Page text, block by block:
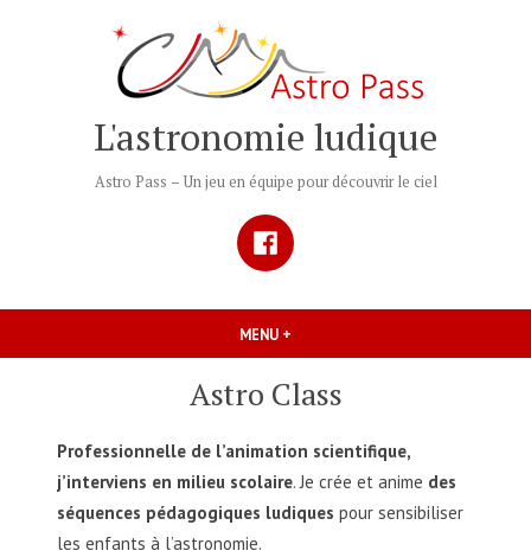
L'astronomie ludique
Astro Pass – Un jeu en équipe pour découvrir le ciel
MENU +
Facebook
Astro Class
Professionnelle de l’animation scientifique,
j’interviens en milieu scolaire. Je crée et anime des
séquences pédagogiques ludiques pour sensibiliser
les enfants à l’astronomie.